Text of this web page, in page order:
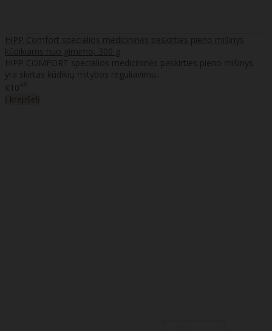
HiPP Comfort specialios medicininės paskirties pieno mišinys
kūdikiams nuo gimimo, 300 g
HiPP COMFORT specialios medicininės paskirties pieno mišinys
yra skirtas kūdikių mitybos reguliavimu..
€10 45